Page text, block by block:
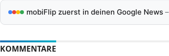
mobiFlip zuerst in deinen Google News
KOMMENTARE